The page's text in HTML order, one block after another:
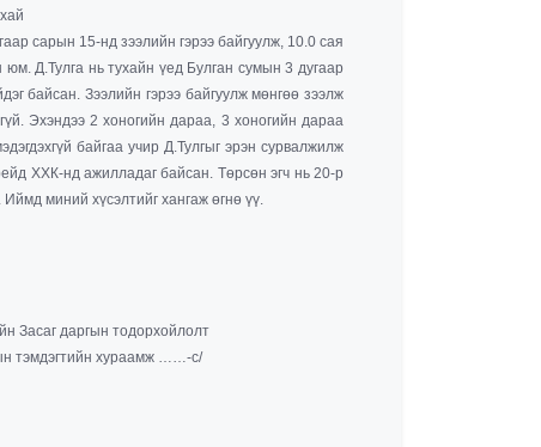
сарын 15-нд зээлийн гэрээ байгуулж, 10.0 сая
юм. Д.Тулга нь тухайн үед Булган сумын 3 дугаар
байсан. Зээлийн гэрээ байгуулж мөнгөө зээлж
Эхэндээ 2 хоногийн дараа, 3 хоногийн дараа
байгаа учир Д.Тулгыг эрэн сурвалжилж
ХХК-нд ажилладаг байсан. Төрсөн эгч нь 20-р
миний хүсэлтийг хангаж өгнө үү.
Засаг даргын тодорхойлолт
тэмдэгтийн хураамж ……-с/